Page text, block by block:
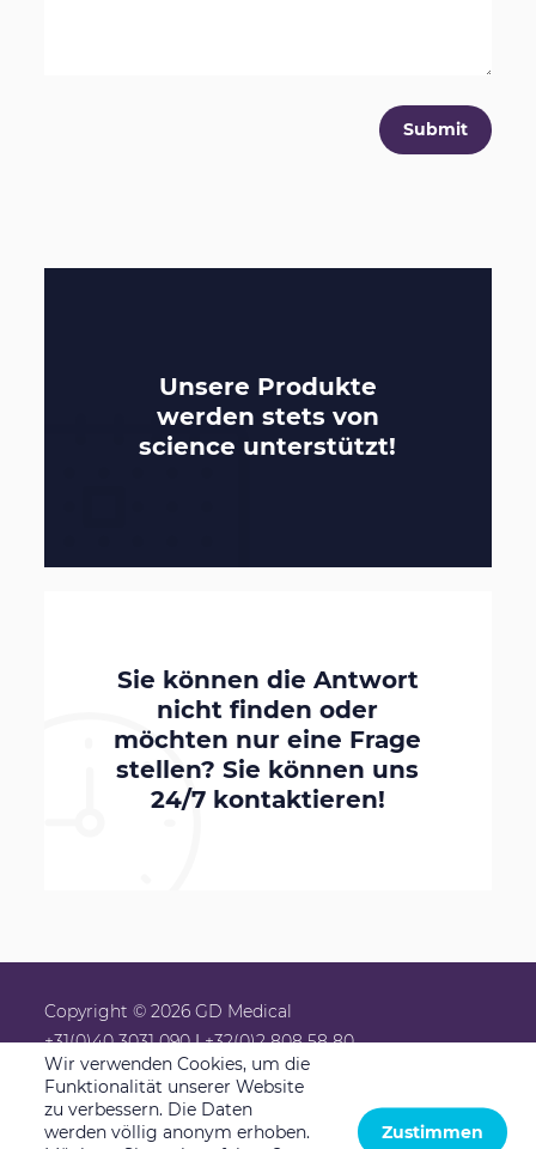
Unsere Produkte
werden stets von
science unterstützt!
Sie können die Antwort
nicht finden oder
möchten nur eine Frage
stellen? Sie können uns
24/7kontaktieren!
Wir verwenden Cookies, um die
Funktionalität unserer Website
zu verbessern. Die Daten
werden völlig anonym erhoben.
Zustimmen
Copyright © 2026 GD Medical
+31(0)40 3031 090|+32(0)2 808 58 80
info@gdmedical.nl
Newsletter